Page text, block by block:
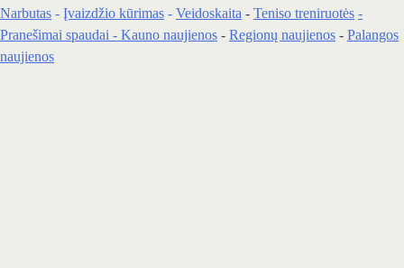
Narbutas - Įvaizdžio kūrimas - Veidoskaita - Teniso treniruotės -
Pranešimai spaudai - Kauno naujienos - Regionų naujienos - Palangos
naujienos